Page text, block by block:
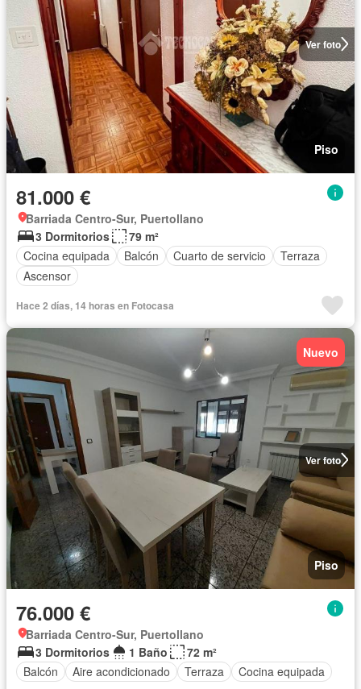
Ver foto
Piso
81.000 €
Barriada Centro-Sur, Puertollano
3 Dormitorios
79 m²
Cocina equipada
Balcón Cuarto de servicio
Terraza
Ascensor
Hace 2 días, 14 horas en Fotocasa
Ver foto
Nuevo
Piso
76.000 €
Barriada Centro-Sur, Puertollano
3 Dormitorios
1 Baño
72 m²
Balcón
Aire acondicionado Terraza Cocina equipada